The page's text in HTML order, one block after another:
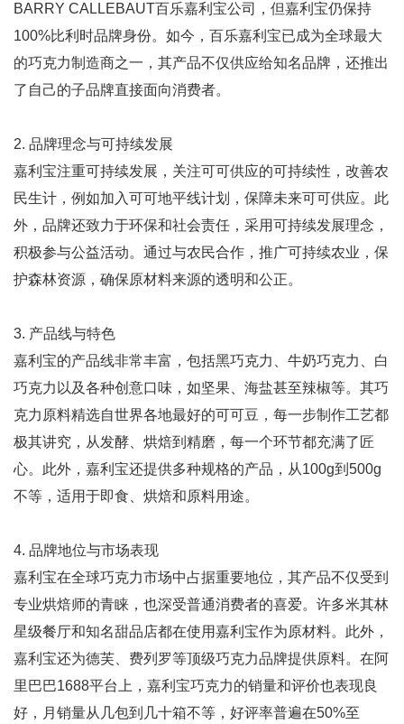
BARRY CALLEBAUT百乐嘉利宝公司，但嘉利宝仍保持
100%比利时品牌身份。如今，百乐嘉利宝已成为全球最大
的巧克力制造商之一，其产品不仅供应给知名品牌，还推出
了自己的子品牌直接面向消费者。
2. 品牌理念与可持续发展
嘉利宝注重可持续发展，关注可可供应的可持续性，改善农
民生计，例如加入可可地平线计划，保障未来可可供应。此
外，品牌还致力于环保和社会责任，采用可持续发展理念，
积极参与公益活动。通过与农民合作，推广可持续农业，保
护森林资源，确保原材料来源的透明和公正。
3. 产品线与特色
嘉利宝的产品线非常丰富，包括黑巧克力、牛奶巧克力、白
巧克力以及各种创意口味，如坚果、海盐甚至辣椒等。其巧
克力原料精选自世界各地最好的可可豆，每一步制作工艺都
极其讲究，从发酵、烘焙到精磨，每一个环节都充满了匠
心。此外，嘉利宝还提供多种规格的产品，从100g到500g
不等，适用于即食、烘焙和原料用途。
4. 品牌地位与市场表现
嘉利宝在全球巧克力市场中占据重要地位，其产品不仅受到
专业烘焙师的青睐，也深受普通消费者的喜爱。许多米其林
星级餐厅和知名甜品店都在使用嘉利宝作为原材料。此外，
嘉利宝还为德芙、费列罗等顶级巧克力品牌提供原料。在阿
里巴巴1688平台上，嘉利宝巧克力的销量和评价也表现良
好，月销量从几包到几十箱不等，好评率普遍在50%至